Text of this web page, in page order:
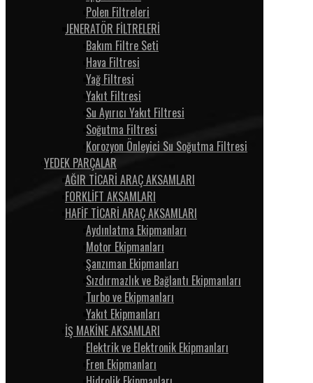
Polen Filtreleri
JENERATÖR FİLTRELERİ
Bakım Filtre Seti
Hava Filtresi
Yağ Filtresi
Yakıt Filtresi
Su Ayırıcı Yakıt Filtresi
Soğutma Filtresi
Korozyon Önleyici Su Soğutma Filtresi
YEDEK PARÇALAR
AĞIR TİCARİ ARAÇ AKSAMLARI
FORKLİFT AKSAMLARI
HAFİF TİCARİ ARAÇ AKSAMLARI
Aydınlatma Ekipmanları
Motor Ekipmanları
Şanzıman Ekipmanları
Sızdırmazlık ve Bağlantı Ekipmanları
Turbo ve Ekipmanları
Yakıt Ekipmanları
İŞ MAKİNE AKSAMLARI
Elektrik ve Elektronik Ekipmanları
Fren Ekipmanları